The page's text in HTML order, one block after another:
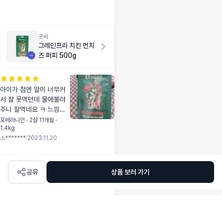
면 좋겠다는 바램이
있네요 본품 구매하
러 고고!!
굿씨
그레인프리 치킨 먼치
즈 퍼피 500g
아이가 첨엔 알이 너무커
서 잘 못먹던데 물에불려
주니 잘먹네요 ㅋ 느낌인
지는 모르지만 눈물도 덜
나는거 같고 ㅋ 앞으로 울
애기 사료는 굿씨입니다!!
포메라니안 · 2살 11개월 ·
1.4kg
소******* 2023.11.20
공유 상품 보러 가기